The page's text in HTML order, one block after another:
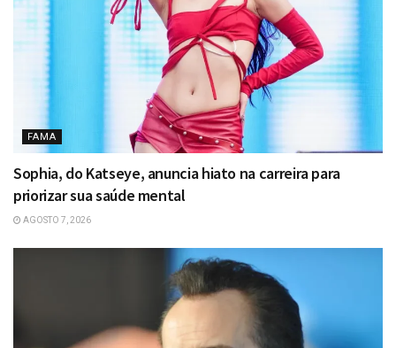
FAMA
Sophia, do Katseye, anuncia hiato na carreira para
priorizar sua saúde mental
AGOSTO 7, 2026